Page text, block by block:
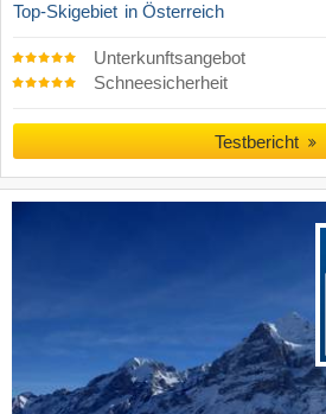
Top-Skigebiet in Österreich
Unterkunftsangebot
Schneesicherheit
Testbericht